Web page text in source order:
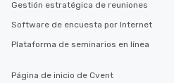
Gestión estratégica de reuniones
Software de encuesta por Internet
Plataforma de seminarios en línea
Página de inicio de Cvent